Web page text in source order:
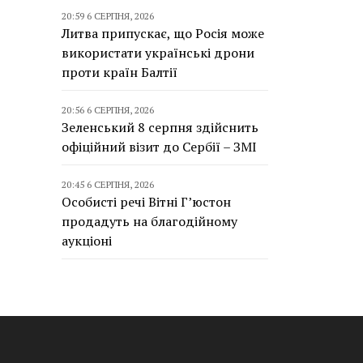
20:59 6 СЕРПНЯ, 2026
Литва припускає, що Росія може
використати українські дрони
проти країн Балтії
20:56 6 СЕРПНЯ, 2026
Зеленський 8 серпня здійснить
офіційний візит до Сербії – ЗМІ
20:45 6 СЕРПНЯ, 2026
Особисті речі Вітні Г’юстон
продадуть на благодійному
аукціоні